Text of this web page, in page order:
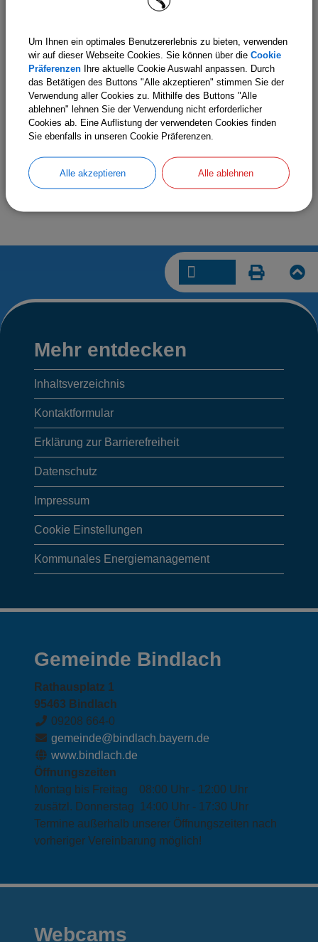
Heimat- und Denkmalschutz
Werner Fuchs
heimat-denkmal@bindlach.bayern.de
Mehr
entdecken,
Anschrift/
Öffnungszeiten
der
Gemeinde
und
Webcams
Mehr entdecken
Inhaltsverzeichnis
Kontaktformular
Erklärung zur Barrierefreiheit
Datenschutz
Impressum
Cookie Einstellungen
Kommunales Energiemanagement
Gemeinde Bindlach
Rathausplatz 1
95463 Bindlach
09208 664-0
gemeinde@bindlach.bayern.de
www.bindlach.de
Öffnungszeiten
Montag bis Freitag 08:00 Uhr - 12:00 Uhr
zusätzl. Donnerstag 14:00 Uhr - 17:30 Uhr
Termine außerhalb unserer Öffnungszeiten nach
vorheriger Vereinbarung möglich!
Webcams
Um Ihnen ein optimales Benutzererlebnis zu bieten, verwenden
wir auf dieser Webseite Cookies. Sie können über die Cookie
Präferenzen Ihre aktuelle Cookie Auswahl anpassen. Durch
das Betätigen des Buttons "Alle akzeptieren" stimmen Sie der
Verwendung aller Cookies zu. Mithilfe des Buttons "Alle
ablehnen" lehnen Sie der Verwendung nicht erforderlicher
Cookies ab. Eine Auflistung der verwendeten Cookies finden
Sie ebenfalls in unseren Cookie Präferenzen.
Alle akzeptieren Alle ablehnen